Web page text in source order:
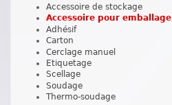
Accessoire de stockage
Accessoire pour emballage
Adhésif
Carton
Cerclage manuel
Etiquetage
Scellage
Soudage
Thermo-soudage